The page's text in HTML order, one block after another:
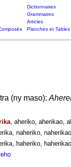
Dictionnaires
Grammaires
Articles
Planches et Tables
(ny maso):
, aheriko, aherikao,
naheriko,
haheriko,